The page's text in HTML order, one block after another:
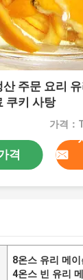
주문 요리
쿠키 사탕
가격
격
8온스 유리 메
4온스 빈 유리